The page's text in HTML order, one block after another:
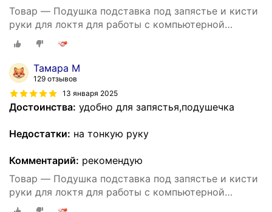
Товар — Подушка подставка под запястье и кисти
руки для локтя для работы с компьютерной
мышью
Тамара М
129 отзывов
13 января 2025
Достоинства: удобно для запястья,подушечка
Недостатки: на тонкую руку
Комментарий: рекомендую
Товар — Подушка подставка под запястье и кисти
руки для локтя для работы с компьютерной
мышью